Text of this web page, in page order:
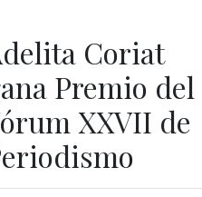
Coriat
Premio del
XXVII de